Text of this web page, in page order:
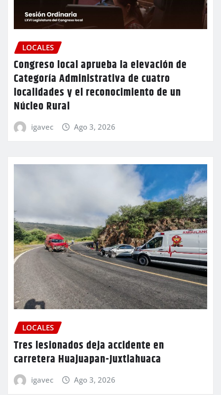
LOCALES
Congreso local aprueba la elevación de
Categoría Administrativa de cuatro
localidades y el reconocimiento de un
Núcleo Rural
igavec Ago 3, 2026
LOCALES
Tres lesionados deja accidente en
carretera Huajuapan-Juxtlahuaca
igavec Ago 3, 2026